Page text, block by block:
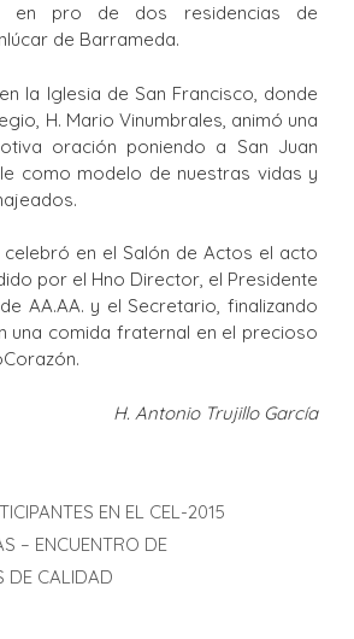
en pro de dos residencias de
de Barrameda.
la Iglesia de San Francisco, donde
H. Mario Vinumbrales, animó una
oración poniendo a San Juan
como modelo de nuestras vidas y
celebró en el Salón de Actos el acto
por el Hno Director, el Presidente
AA.AA. y el Secretario, finalizando
una comida fraternal en el precioso
H. Antonio Trujillo García
EN EL CEL-2015
– ENCUENTRO DE
DE CALIDAD